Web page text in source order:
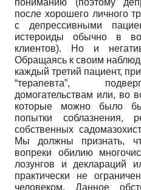
пониманию (поэтому
после хорошего личного
с депрессивными
истероиды обычно в
клиентов). Но и
Обращаясь к своим
каждый третий пациент,
“терапевта”,
домогательствам или, во
которые можно было бы
попытки соблазнения,
собственных
Мы должны признать,
вопреки обилию
лозунгов и деклараций
практически не
человеком. Данное